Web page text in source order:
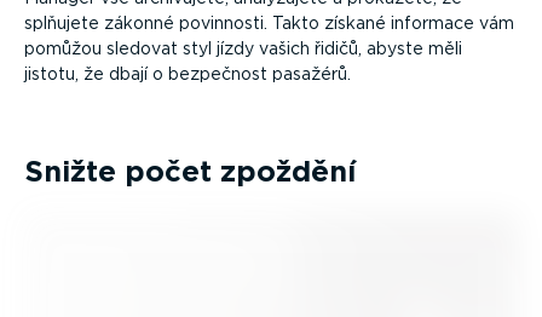
splňujete zákonné povinnosti. Takto získané informace vám
pomůžou sledovat styl jízdy vašich řidičů, abyste měli
jistotu, že dbají o bezpečnost pasažérů.
Snižte počet zpoždění